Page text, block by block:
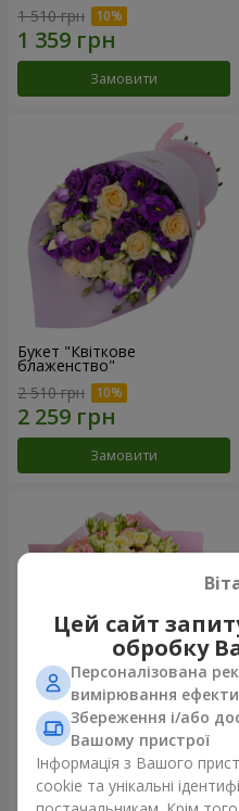
1 510 грн
Замовити
Букет "Квіткове
блаженство"
2 510 грн
Замовити
Мікс "Планета троянд" із 51
кущової троянди
6 587 грн
Цей сайт
обробку
Персоналізована
вимірювання
Збереження і/або
Вашому пристрої
Інформація з Вашого
cookie та унікальні